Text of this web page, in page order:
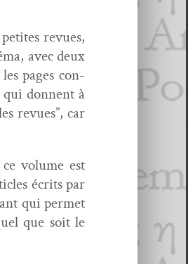
revues,
avec deux
pages con­
qui don­nent à
revues”, car
vol­ume est
écrits par
qui per­met
que soit le